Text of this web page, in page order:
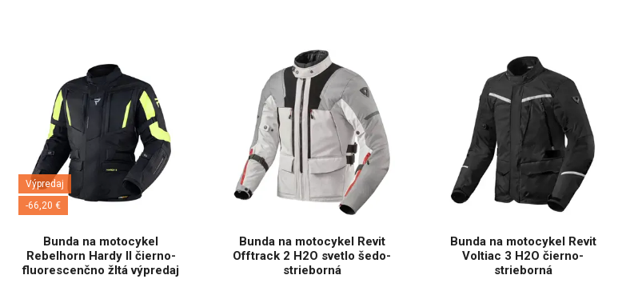
Výpredaj
-66,20 €
Bunda na motocykel
Rebelhorn Hardy II čierno-
fluorescenčno žltá výpredaj
Bunda na motocykel Revit
Offtrack 2 H2O svetlo šedo-
strieborná
Bunda na motocykel Revit
Voltiac 3 H2O čierno-
strieborná